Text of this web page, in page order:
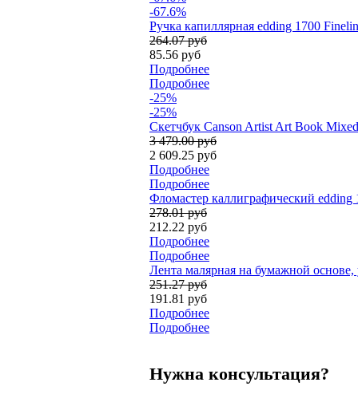
-67.6%
Ручка капиллярная edding 1700
264.07 руб
85.56 руб
Подробнее
Подробнее
-25%
-25%
Скетчбук Canson Artist Art Book
3 479.00 руб
2 609.25 руб
Подробнее
Подробнее
Фломастер каллиграфический
278.01 руб
212.22 руб
Подробнее
Подробнее
Лента малярная на бумажной
251.27 руб
191.81 руб
Подробнее
Подробнее
Нужна консультация?